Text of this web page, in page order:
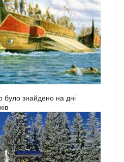
було знайдено на дні